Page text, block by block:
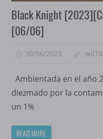
Black Knight
[06/06]
30/06/2023 wil74
Ambientada en el año
diezmado por la
un 1%
READ MORE